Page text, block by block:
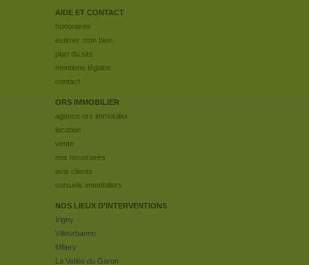
AIDE ET CONTACT
honoraires
estimer mon bien
plan du site
mentions légales
contact
ORS IMMOBILIER
agence ors immobilier
location
vente
nos honoraires
avis clients
conseils immobiliers
NOS LIEUX D'INTERVENTIONS
Irigny
Villeurbanne
Millery
La Vallée du Garon